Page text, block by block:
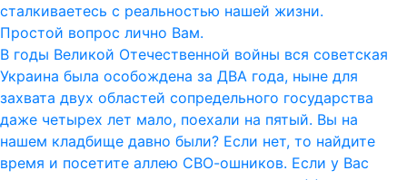
сталкиваетесь с реальностью нашей жизни.
Простой вопрос лично Вам.
В годы Великой Отечественной войны вся советская
Украина была особождена за ДВА года, ныне для
захвата двух областей сопредельного государства
даже четырех лет мало, поехали на пятый. Вы на
нашем кладбище давно были? Если нет, то найдите
время и посетите аллею СВО-ошников. Если у Вас